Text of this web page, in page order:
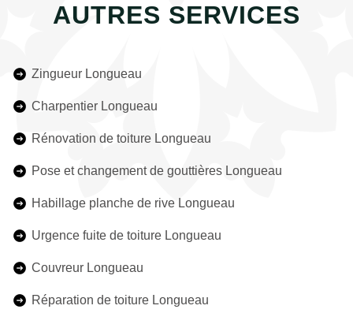
AUTRES SERVICES
Zingueur Longueau
Charpentier Longueau
Rénovation de toiture Longueau
Pose et changement de gouttières Longueau
Habillage planche de rive Longueau
Urgence fuite de toiture Longueau
Couvreur Longueau
Réparation de toiture Longueau